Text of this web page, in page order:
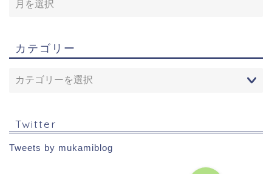
カテゴリー
Twitter
Tweets by mukamiblog